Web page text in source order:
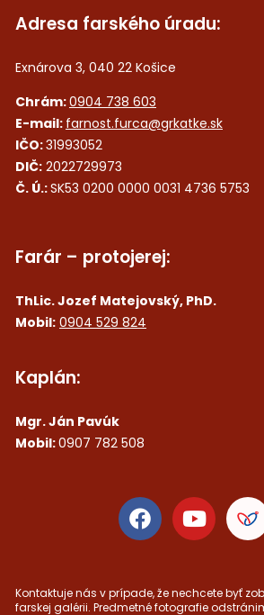
Adresa farského úradu:
Exnárova 3, 040 22 Košice
Chrám:0904 738 603
E-mail: farnost.furca@grkatke.sk
IČO:31993052
DIČ: 2022729973
Č. Ú.:SK53 0200 0000 0031 4736 5753
Farár – protojerej:
ThLic. Jozef Matejovský, PhD.
Mobil: 0904 529 824
Kaplán:
Mgr. Ján Pavúk
Mobil:0907 782 508
Kontaktuje nás v prípade, že nechcete byť
farskej galérii. Predmetné fotografie